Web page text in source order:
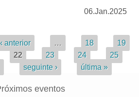
06.Jan.2025
‹ anterior … 18
19
22 23 24
25
seguinte › última »
eventos